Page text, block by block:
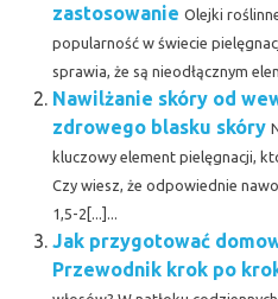
zastosowanie Olejki
popularność w świecie
sprawia, że są nieodłącznym
Nawilżanie skóry od
zdrowego blasku skóry
kluczowy element pielęgnacji,
Czy wiesz, że odpowiednie
1,5-2[...]...
Jak przygotować
Przewodnik krok po